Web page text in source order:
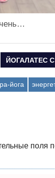
СЛЕДУЮЩАЯ
ЙОГАЛАТЕС
йога
поля